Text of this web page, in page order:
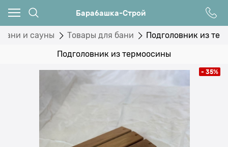
Барабашка-Строй
и сауны Товары для бани Подголовник из
Подголовник из термоосины
- 35%